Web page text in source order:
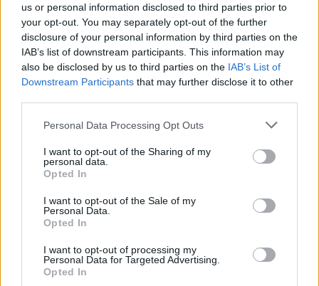
us or personal information disclosed to third parties prior to
your opt-out. You may separately opt-out of the further
disclosure of your personal information by third parties on the
IAB’s list of downstream participants. This information may
also be disclosed by us to third parties on the IAB’s List of
Downstream Participants that may further disclose it to other
Personal Data Processing Opt Outs
I want to opt-out of the Sharing of my
personal data.
Opted In
I want to opt-out of the Sale of my
Personal Data.
Opted In
I want to opt-out of processing my
Personal Data for Targeted Advertising.
Opted In
Publicidad